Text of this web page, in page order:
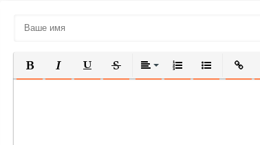
ПОЛУЖИРНЫЙ
КУРСИВПОДЧЕРКНУТЫЙ
ЗАЧЕРКНУТЫЙВЫРАВНИВАНИЕ
НУМЕРОВАННЫЙ